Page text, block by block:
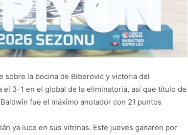
sobre la bocina de Biberovic y victoria del
3-1 en el global de la eliminatoria, así que título de
fue el máximo anotador con 21 puntos
ya luce en sus vitrinas. Este jueves ganaron por